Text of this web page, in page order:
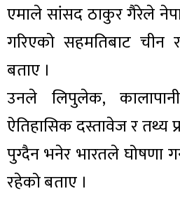
एमाले सांसद ठाकुर गैरेले
गरिएको सहमतिबाट चीन
बताए ।
उनले लिपुलेक, कालापानी
ऐतिहासिक दस्तावेज र तथ्य
पुग्दैन भनेर भारतले घोषणा
रहेको बताए ।